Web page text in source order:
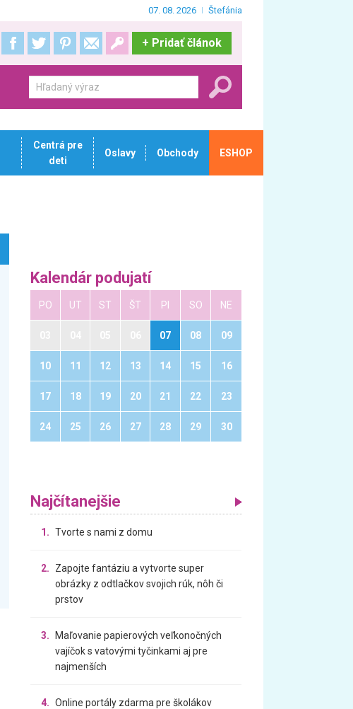
07. 08. 2026 Štefánia
+ Pridať článok
Centrá pre
deti
Oslavy Obchody ESHOP
Kalendár podujatí
PO UT ST ŠT PI SO NE
07 08 09
10 11 12 13 14 15 16
17 18 19 20 21 22 23
24 25 26 27 28 29 30
Najčítanejšie
1. Tvorte s nami z domu
2.
Zapojte fantáziu a vytvorte super
obrázky z odtlačkov svojich rúk, nôh či
prstov
3.
Maľovanie papierových veľkonočných
vajíčok s vatovými tyčinkami aj pre
najmenších
4. Online portály zdarma pre školákov